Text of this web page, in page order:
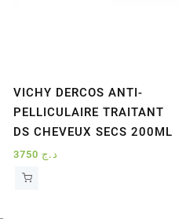
VICHY DERCOS ANTI-
PELLICULAIRE TRAITANT
DS CHEVEUX SECS 200ML
د.ج